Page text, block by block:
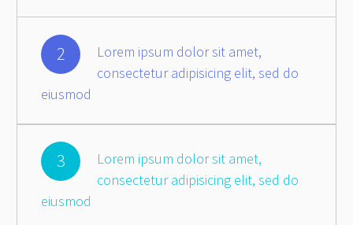
2
Lorem ipsum dolor sit amet,
consectetur adipisicing elit, sed do
eiusmod
3
Lorem ipsum dolor sit amet,
consectetur adipisicing elit, sed do
eiusmod